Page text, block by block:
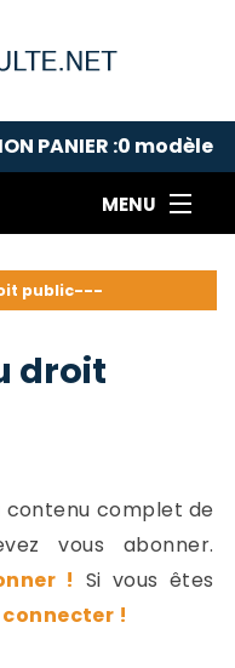
PANIER :0 modèle
MENU
du droit public---
Droit pénal---
Droit privé ---
aux actualités
public---
droit
contenu complet de
vous abonner.
! Si vous êtes
!